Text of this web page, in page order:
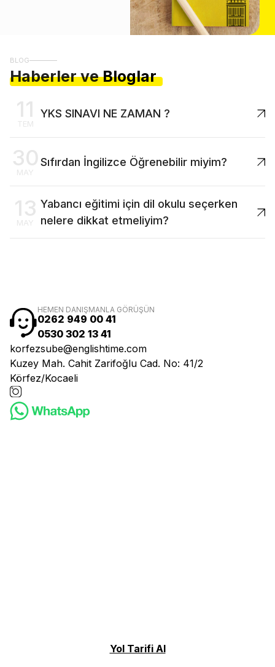
BLOG
Haberler ve Bloglar
11
TEM
YKS SINAVI NE ZAMAN ?
30
MAY
Sıfırdan İngilizce Öğrenebilir miyim?
13
MAY
Yabancı eğitimi için dil okulu seçerken
nelere dikkat etmeliyim?
HEMEN DANIŞMANLA GÖRÜŞÜN
0262 949 00 41
0530 302 13 41
korfezsube@englishtime.com
Kuzey Mah. Cahit Zarifoğlu Cad. No: 41/2
Körfez/Kocaeli
Yol Tarifi Al